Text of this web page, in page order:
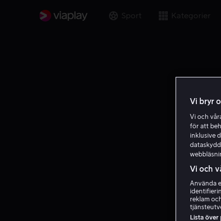
Sport Kategorier
Vi bryr
Vi och
för att
inklusive
Vi och
Använda
reklam
Lista